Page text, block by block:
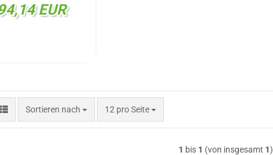
EUR
Sortieren nach
Sortieren nach 12 pro Seite
pro Seite
1 bis 1 (von insgesamt 1)